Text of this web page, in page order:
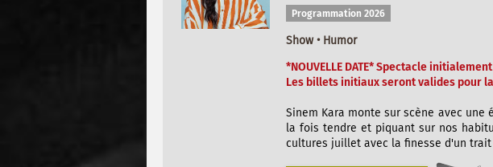
Programmation 2026
Show • Humor
*NOUVELLE DATE* Spectacle
Les billets initiaux seront valides pour
Sinem Kara monte sur scène avec une
la fois tendre et piquant sur nos
cultures juillet avec la finesse d'un